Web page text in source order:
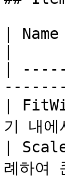
|
|
|
기 내
|
례하